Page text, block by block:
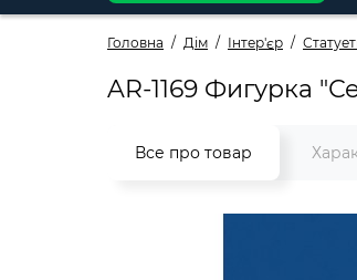
Головна Дім Інтер'єр
AR-1169 Фигурка
Все про товар